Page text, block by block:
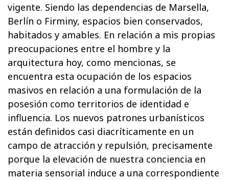
vigente. Siendo las dependencias de Marsella,
Berlín o Firminy, espacios bien conservados,
habitados y amables. En relación a mis propias
preocupaciones entre el hombre y la
arquitectura hoy, como mencionas, se
encuentra esta ocupación de los espacios
masivos en relación a una formulación de la
posesión como territorios de identidad e
influencia. Los nuevos patrones urbanísticos
están definidos casi diacríticamente en un
campo de atracción y repulsión, precisamente
porque la elevación de nuestra conciencia en
materia sensorial induce a una correspondiente